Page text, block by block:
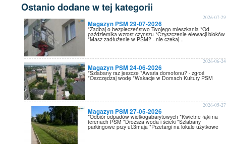
Ostanio dodane w tej kategorii
Magazyn PSM 29-07-2026
2026-07-29
*Zadbaj o bezpieczeństwo Twojego mieszkania *Od
października wzrost czynszu *Czyszczenie elewacji bloków
*Masz zadłużenie w PSM? - nie czekaj...
Magazyn PSM 24-06-2026
2026-06-24
*Szlabany raz jeszcze *Awaria domofonu? - zgłoś
*Oszczędzaj wodę *Wakacje w Domach Kultury PSM
Magazyn PSM 27-05-2026
2026-05-27
*Odbiór odpadów wielkogabarytowych *Kwietne łąki na
terenach PSM *Droższa woda i ścieki *Szlabany
parkingowe przy ul.3maja *Przetargi na lokale użytkowe